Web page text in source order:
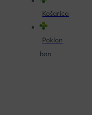
Košarica
Poklon
bon